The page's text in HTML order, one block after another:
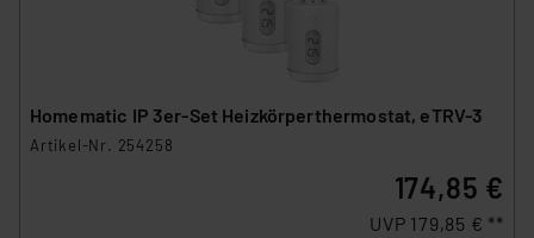
Homematic IP 3er-Set Heizkörperthermostat, eTRV-3
Artikel-Nr. 254258
174,85 €
UVP 179,85 € **